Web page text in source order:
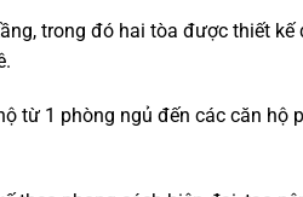
trong đó hai tòa được thiết kế
từ 1 phòng ngủ đến các căn hộ